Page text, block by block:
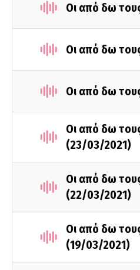
Οι από δω
Οι από δω
Οι από δω
Οι από δω
(23/03/2021)
Οι από δω
(22/03/2021)
Οι από δω
(19/03/2021)